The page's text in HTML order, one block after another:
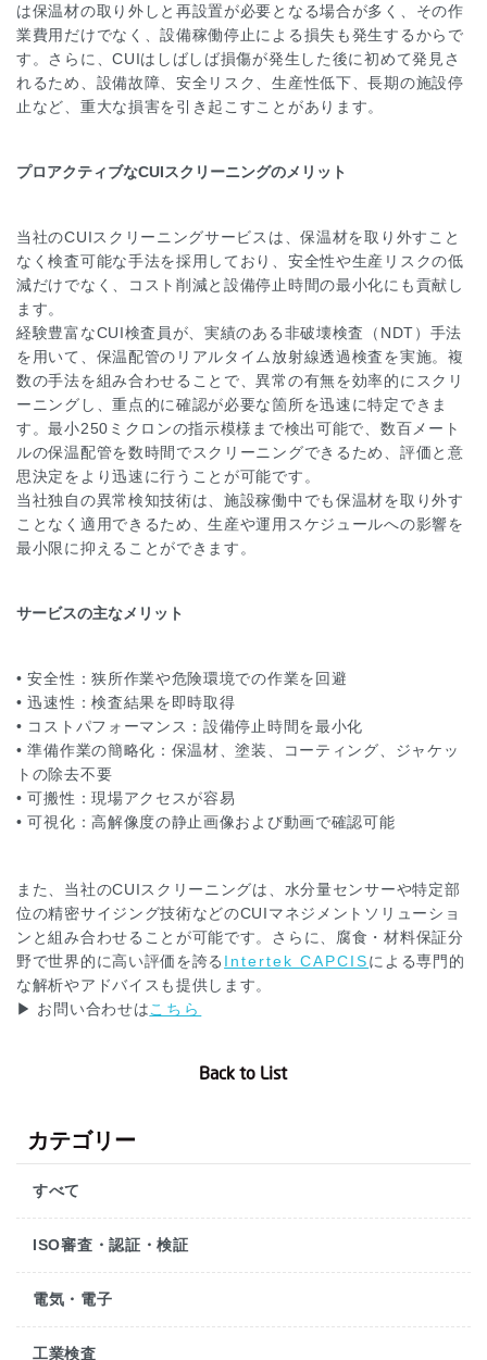
は保温材の取り外しと再設置が必要となる場合が多く、その作
業費用だけでなく、設備稼働停止による損失も発生するからで
す。さらに、CUIはしばしば損傷が発生した後に初めて発見さ
れるため、設備故障、安全リスク、生産性低下、長期の施設停
止など、重大な損害を引き起こすことがあります。
プロアクティブなCUIスクリーニングのメリット
当社のCUIスクリーニングサービスは、保温材を取り外すこと
なく検査可能な手法を採用しており、安全性や生産リスクの低
減だけでなく、コスト削減と設備停止時間の最小化にも貢献し
ます。
経験豊富なCUI検査員が、実績のある非破壊検査（NDT）手法
を用いて、保温配管のリアルタイム放射線透過検査を実施。複
数の手法を組み合わせることで、異常の有無を効率的にスクリ
ーニングし、重点的に確認が必要な箇所を迅速に特定できま
す。最小250ミクロンの指示模様まで検出可能で、数百メート
ルの保温配管を数時間でスクリーニングできるため、評価と意
思決定をより迅速に行うことが可能です。
当社独自の異常検知技術は、施設稼働中でも保温材を取り外す
ことなく適用できるため、生産や運用スケジュールへの影響を
最小限に抑えることができます。
サービスの主なメリット
• 安全性：狭所作業や危険環境での作業を回避
• 迅速性：検査結果を即時取得
• コストパフォーマンス：設備停止時間を最小化
• 準備作業の簡略化：保温材、塗装、コーティング、ジャケッ
トの除去不要
• 可搬性：現場アクセスが容易
• 可視化：高解像度の静止画像および動画で確認可能
また、当社のCUIスクリーニングは、水分量センサーや特定部
位の精密サイジング技術などのCUIマネジメントソリューショ
ンと組み合わせることが可能です。さらに、腐食・材料保証分
野で世界的に高い評価を誇る Intertek CAPCISによる専門的
な解析やアドバイスも提供します。
▶ お問い合わせはこちら
Back to List
カテゴリー
すべて
ISO審査・認証・検証
電気・電子
工業検査